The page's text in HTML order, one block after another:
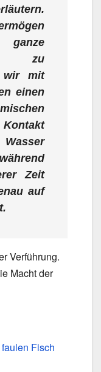
ganze
zu
wir mit
einen
Kontakt
Zeit
auf
Verführung.
Macht der
Fisch